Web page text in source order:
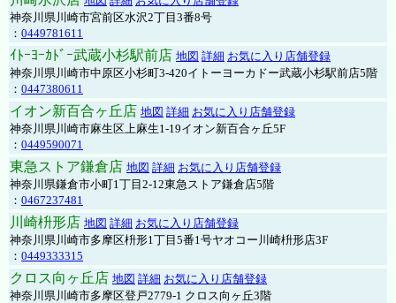
神奈川県川崎市宮前区水沢2丁目3番8号
： 0449781611
ｲﾄｰﾖｰｶﾄﾞｰ武蔵小杉駅前店 地図 詳細 お気に入り店舗登録
神奈川県川崎市中原区小杉町3-420イトーヨーカドー武蔵小杉駅前店5階
： 0447380611
イオン新百合ヶ丘店 地図 詳細 お気に入り店舗登録
神奈川県川崎市麻生区上麻生1-19イオン新百合ヶ丘5F
： 0449590071
東急ストア鎌倉店 地図 詳細 お気に入り店舗登録
神奈川県鎌倉市小町1丁目2-12東急ストア鎌倉店5階
： 0467237481
川崎枡形店 地図 詳細 お気に入り店舗登録
神奈川県川崎市多摩区枡形1丁目5番1号ヤオコー川崎枡形店3F
： 0449333315
クロス向ヶ丘店 地図 詳細 お気に入り店舗登録
神奈川県川崎市多摩区登戸2779-1 クロス向ヶ丘3階